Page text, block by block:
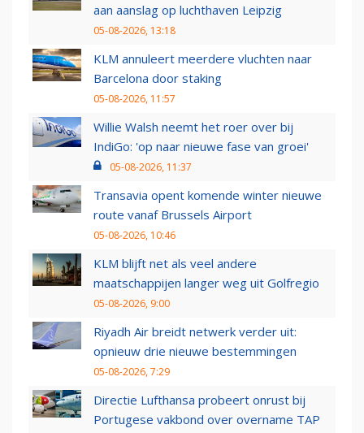
aan aanslag op luchthaven Leipzig
05-08-2026, 13:18
KLM annuleert meerdere vluchten naar
Barcelona door staking
05-08-2026, 11:57
Willie Walsh neemt het roer over bij
IndiGo: 'op naar nieuwe fase van groei'
05-08-2026, 11:37
Transavia opent komende winter nieuwe
route vanaf Brussels Airport
05-08-2026, 10:46
KLM blijft net als veel andere
maatschappijen langer weg uit Golfregio
05-08-2026, 9:00
Riyadh Air breidt netwerk verder uit:
opnieuw drie nieuwe bestemmingen
05-08-2026, 7:29
Directie Lufthansa probeert onrust bij
Portugese vakbond over overname TAP